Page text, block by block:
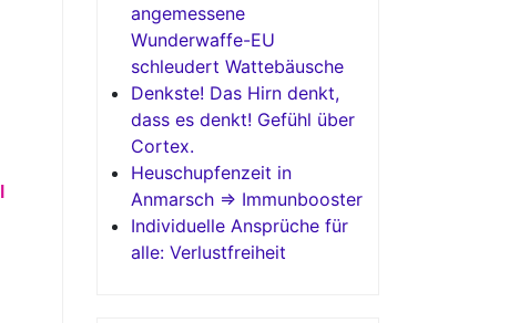
angemessene
Wunderwaffe-EU
schleudert Wattebäusche
Denkste! Das Hirn denkt,
dass es denkt! Gefühl über
Cortex.
Heuschupfenzeit in
Anmarsch => Immunbooster
Individuelle Ansprüche für
alle: Verlustfreiheit